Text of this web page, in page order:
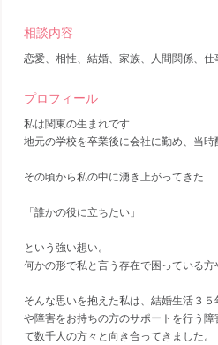
相談内容
恋愛、相性、結婚、家族、人間関係、仕
プロフィール
私は関東の生まれです
地元の学校を卒業後に会社に勤め、当
その頃から私の中に湧き上がってきた
「誰かの役に立ちたい」
という強い想い。
何かの形で私と言う存在で困っている方
そんな思いを抱えた私は、結婚生活３
や障害をお持ちの方のサポートを行う
て数千人の方々と向き合ってきました。